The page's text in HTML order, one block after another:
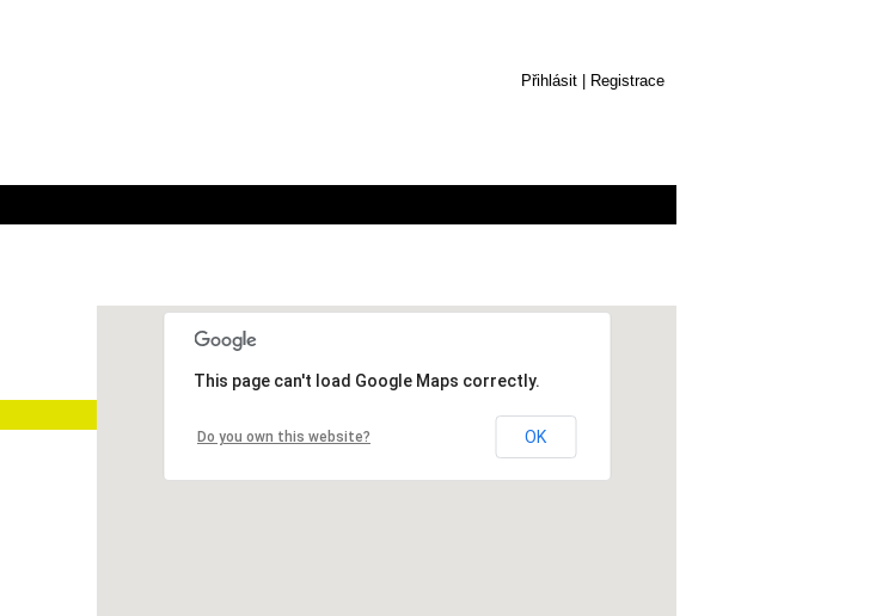
Přihlásit Registrace
This page can't load Google Maps correctly.
Do you own this website? OK